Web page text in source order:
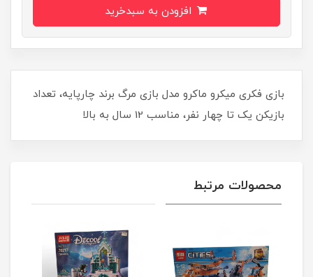
بازی فکری میکرو ماکرو مدل بازی مرگ برند چارپایه، تعداد
بازیکن یک تا چهار نفر، مناسب 12 سال به بالا
محصولات مرتبط